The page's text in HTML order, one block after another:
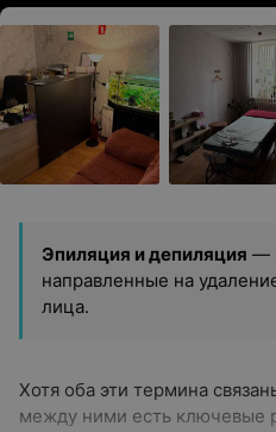
Эпиляция и депиляция —
направленные на
лица.
Хотя оба эти термина
между ними есть ключевые